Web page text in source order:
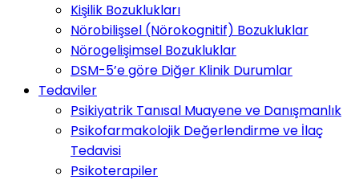
Kişilik Bozuklukları
Nörobilişsel (Nörokognitif) Bozukluklar
Nörogelişimsel Bozukluklar
DSM-5’e göre Diğer Klinik Durumlar
Tedaviler
Psikiyatrik Tanısal Muayene ve Danışmanlık
Psikofarmakolojik Değerlendirme ve İlaç
Tedavisi
Psikoterapiler